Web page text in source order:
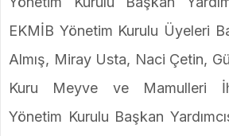
EKMİB Yönetim Kurulu Üyeleri
Almış, Miray Usta, Naci Çetin,
Kuru Meyve ve Mamulleri
Yönetim Kurulu Başkan